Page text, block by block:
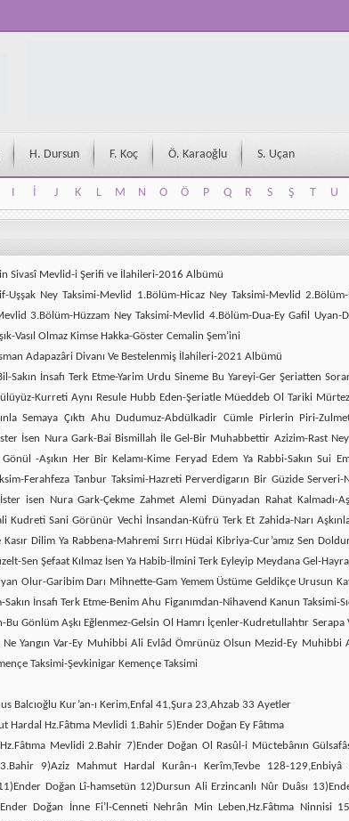
H. Dursun F. Koç Ö. Karaoğlu S. Uçan
I İ J K L M N O Ö P Q R S Ş T U
I İ J K L M N O Ö P Q R S Ş T U
Sivasî Mevlid-i Şerifi ve İlahileri-2016 Albümü
Uşşak Ney Taksimi-Mevlid 1.Bölüm-Hicaz Ney Taksimi-Mevlid
3.Bölüm-Hüzzam Ney Taksimi-Mevlid 4.Bölüm-Dua-Ey Gafil Uyan-
Vasıl Olmaz Kimse Hakka-Göster Cemalin Şem’ini
Adapazâri Divanı Ve Bestelenmiş İlahileri-2021 Albümü
Sakın İnsafı Terk Etme-Yarim Urdu Sineme Bu Yareyi-Ger Şeriatten
Kurreti Aynı Resule Hubb Eden-Şeriatle Müeddeb Ol Tariki
Semaya Çıktı Ahu Dudumuz-Abdülkadir Cümle Pirlerin Piri-
İster İsen Nura Gark-Bai Bismillah İle Gel-Bir Muhabbettir Azizim-Rast
-Aşıkın Her Bir Kelamı-Kime Feryad Edem Ya Rabbi-Sakın Sui
Ferahfeza Tanbur Taksimi-Hazreti Perverdigarın Bir Güzide Serveri-
isen Nura Gark-Çekme Zahmet Alemi Dünyadan Rahat Kalmadı-
Kudreti Sani Görünür Vechi İnsandan-Küfrü Terk Et Zahida-Narı
Kasır Dilim Ya Rabbena-Mahremi Sırrı Hüdai Kibriya-Cur’amız Sen
Sen Şefaat Kılmaz İsen Ya Habib-İlmini Terk Eyleyip Meydana Gel-
Olur-Garibim Darı Mihnette-Gam Yemem Üstüme Geldikçe Urusun
İnsafı Terk Etme-Benim Ahu Figanımdan-Nihavend Kanun Taksimi-
Gönlüm Aşkı Eğlenmez-Gelsin Ol Hamrı İçenler-Kudretullahtır Serapa
Yangın Var-Ey Muhibbi Ali Evlâd Ömrünüz Olsun Mezid-Ey Muhibbi
Taksimi-Şevkinigar Kemençe Taksimi
Balcıoğlu Kur’an-ı Kerim,Enfal 41,Şura 23,Ahzab 33 Ayetler
Hardal Hz.Fâtıma Mevlidi 1.Bahir 5)Ender Doğan Ey Fâtıma
Mevlidi 2.Bahir 7)Ender Doğan Ol Rasûl-i Müctebânın
9)Aziz Mahmut Hardal Kurân-ı Kerîm,Tevbe 128-129,Enbiyâ
Doğan Lî-hamsetün 12)Dursun Ali Erzincanlı Nûr Duâsı
Doğan İnne Fi’l-Cenneti Nehrân Min Leben,Hz.Fâtıma Ninnisi